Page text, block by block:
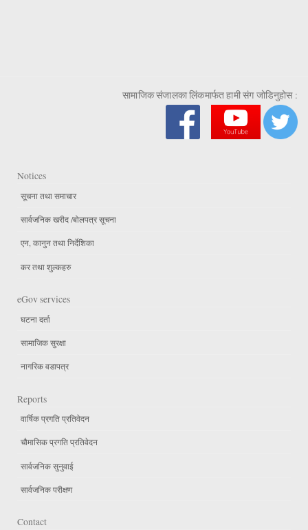
सामाजिक संजालका लिंकमार्फत हामी संग जोडिनुहोस :
Notices
सूचना तथा समाचार
सार्वजनिक खरीद /बोलपत्र सूचना
एन, कानुन तथा निर्देशिका
कर तथा शुल्कहरु
eGov services
घटना दर्ता
सामाजिक सुरक्षा
नागरिक वडापत्र
Reports
वार्षिक प्रगति प्रतिवेदन
चौमासिक प्रगति प्रतिवेदन
सार्वजनिक सुनुवाई
सार्वजनिक परीक्षण
Contact